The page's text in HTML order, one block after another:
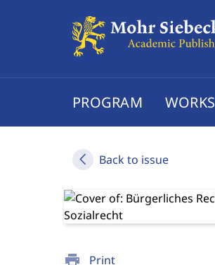
PROGRAM WORKS
Back to issue
print Print